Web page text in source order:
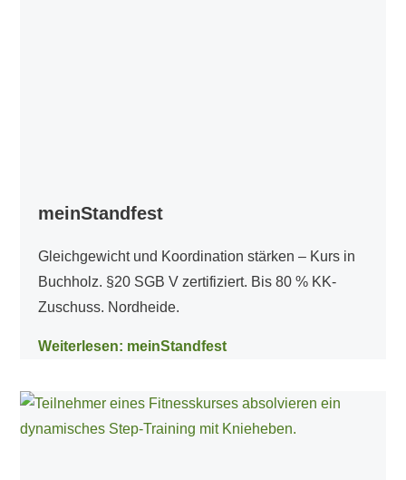
meinStandfest
Gleichgewicht und Koordination stärken – Kurs in
Buchholz. §20 SGB V zertifiziert. Bis 80 % KK-
Zuschuss. Nordheide.
Weiterlesen: meinStandfest